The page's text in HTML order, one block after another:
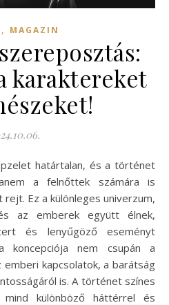
, MAGAZIN
karaktereket
a felnőttek számára is
rejt. Ez a különleges univerzum,
az emberek együtt élnek,
és lenyűgöző eseményt
koncepciója nem csupán a
emberi kapcsolatok, a barátság
is. A történet színes
különböző háttérrel és